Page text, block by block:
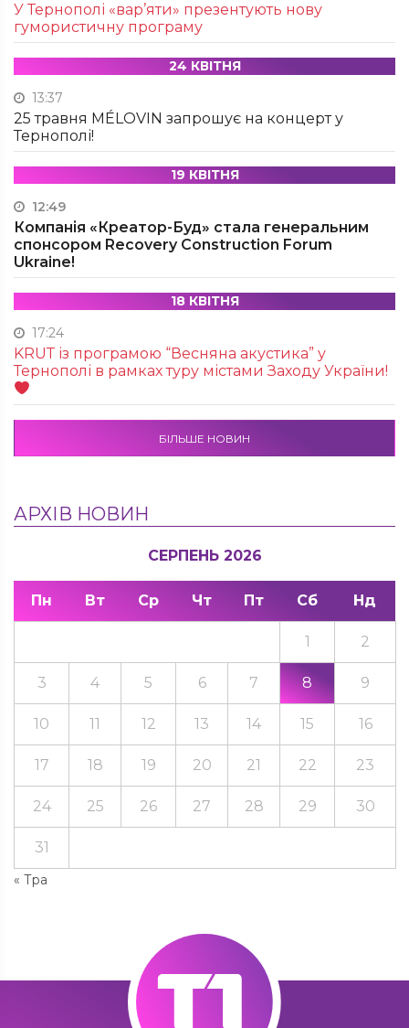
У Тернополі «вар’яти» презентують нову
гумористичну програму
24 КВІТНЯ
13:37
25 травня MÉLOVIN запрошує на концерт у
Тернополі!
19 КВІТНЯ
12:49
Компанія «Креатор-Буд» стала генеральним
спонсором Recovery Construction Forum
Ukraine!
18 КВІТНЯ
17:24
KRUТ із програмою “Весняна акустика” у
Тернополі в рамках туру містами Заходу України!
БІЛЬШЕ НОВИН
АРХІВ НОВИН
СЕРПЕНЬ 2026
Пн Вт Ср Чт Пт Сб Нд
« Тра
1 2
3 4 5 6 7 8 9
10 11 12 13 14 15 16
17 18 19 20 21 22 23
24 25 26 27 28 29 30
31